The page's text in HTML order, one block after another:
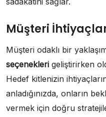
Müşteri
Müşteri odaklı bir
seçenekleri geliştirirken
Hedef kitlenizin
anladığınızda, onların
vermek için doğru